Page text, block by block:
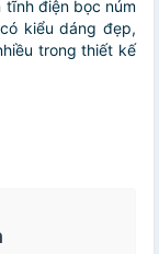
tĩnh điện bọc núm
kiểu dáng đẹp,
trong thiết kế